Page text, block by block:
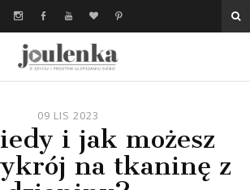
09 LIS 2023
i jak możesz
na tkaninę z